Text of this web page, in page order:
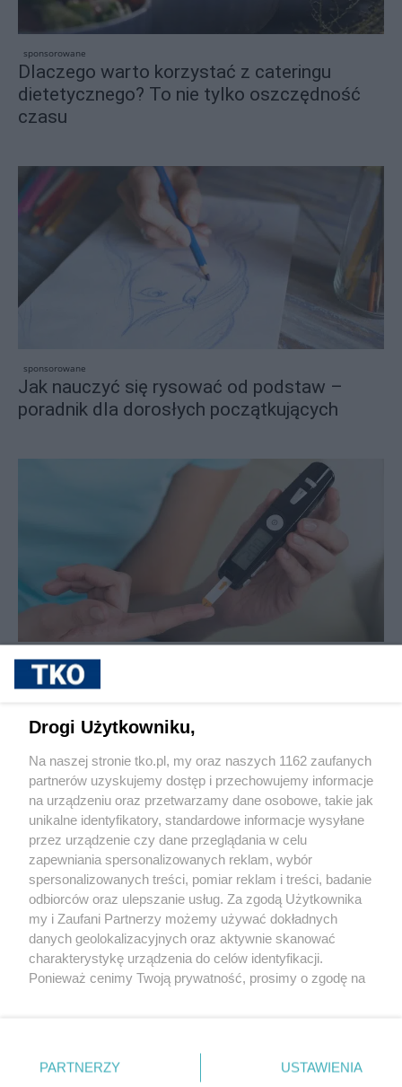
sponsorowane
Dlaczego warto korzystać z cateringu
dietetycznego? To nie tylko oszczędność
czasu
sponsorowane
Jak nauczyć się rysować od podstaw –
poradnik dla dorosłych początkujących
sponsorowane
Cukrzyca – cicha epidemia, która
możliwości leczenia i rosnąca rola
Pokaż więcej
Reklama Tematy Archiwum artykułów
Drogi Użytkowniku,
Na naszej stronie tko.pl, my oraz naszych 1162 zaufanych
partnerów uzyskujemy dostęp i przechowujemy informacje
na urządzeniu oraz przetwarzamy dane osobowe, takie jak
unikalne identyfikatory, standardowe informacje wysyłane
przez urządzenie czy dane przeglądania w celu
zapewniania spersonalizowanych reklam, wybór
spersonalizowanych treści, pomiar reklam i treści, badanie
odbiorców oraz ulepszanie usług. Za zgodą Użytkownika
my i Zaufani Partnerzy możemy używać dokładnych
danych geolokalizacyjnych oraz aktywnie skanować
charakterystykę urządzenia do celów identyfikacji.
Ponieważ cenimy Twoją prywatność, prosimy o zgodę na
znajdujący się w lewym dolnym rogu strony
. Niektóre
rodzaje przetwarzania danych nie wymagają zgody
PARTNERZY USTAWIENIA